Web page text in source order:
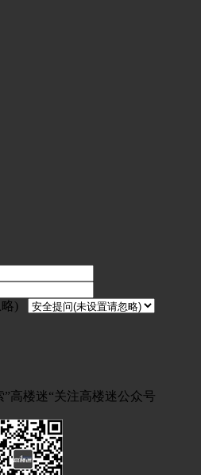
)
高楼迷“关注高楼迷公众号